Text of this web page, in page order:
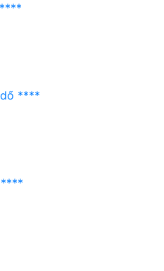
****
****